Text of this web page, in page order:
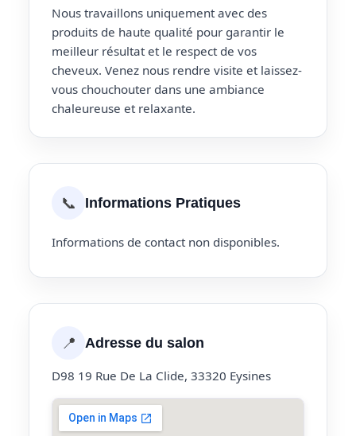
Nous travaillons uniquement avec des
produits de haute qualité pour garantir le
meilleur résultat et le respect de vos
cheveux. Venez nous rendre visite et laissez-
vous chouchouter dans une ambiance
chaleureuse et relaxante.
📞 Informations Pratiques
Informations de contact non disponibles.
📍 Adresse du salon
D98 19 Rue De La Clide, 33320 Eysines